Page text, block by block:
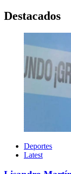
Destacados
Deportes
Latest